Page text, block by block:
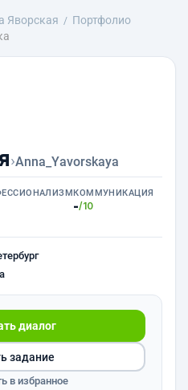
Яворская
Портфолио
›Anna_Yavorskaya
КОММУНИКАЦИЯ
-/10
диалог
задание
в избранное